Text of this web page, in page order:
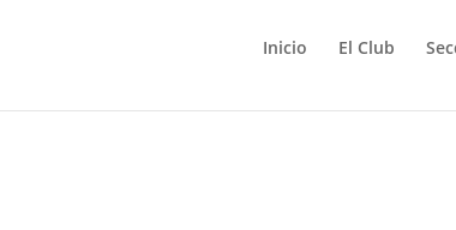
Inicio El Club